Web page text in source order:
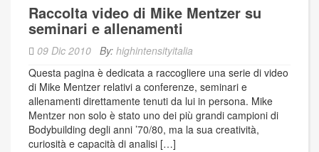
Raccolta video di Mike Mentzer su
seminari e allenamenti
09 Dic 2010 By: highintensityitalia
Questa pagina è dedicata a raccogliere una serie di video
di Mike Mentzer relativi a conferenze, seminari e
allenamenti direttamente tenuti da lui in persona. Mike
Mentzer non solo è stato uno dei più grandi campioni di
Bodybuilding degli anni ’70/80, ma la sua creatività,
curiosità e capacità di analisi […]